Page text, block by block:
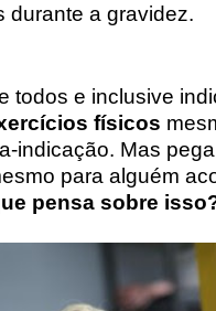
durante a gravidez.
todos e inclusive
físicos
indicação. Mas
para alguém
pensa sobre